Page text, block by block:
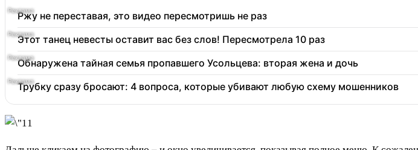
Ржу не переставая, это видео пересмотришь не раз
Этот танец невесты оставит вас без слов! Пересмотрела 10 раз
Обнаружена тайная семья пропавшего Усольцева: вторая жена и дочь
Трубку сразу бросают: 4 вопроса, которые убивают любую схему мошенников